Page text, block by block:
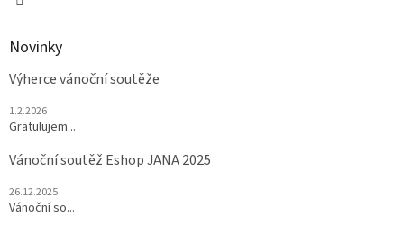
Novinky
Výherce vánoční soutěže
1.2.2026
Gratulujem...
Vánoční soutěž Eshop JANA 2025
26.12.2025
Vánoční so...